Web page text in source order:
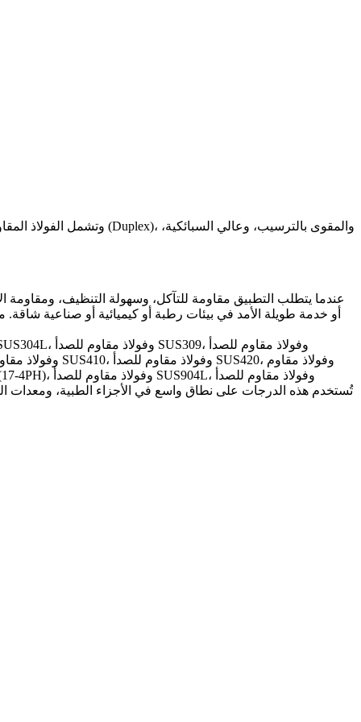
أو خدمة طويلة الأمد في بيئات رطبة أو كيميائية أو صناعية شاقة.